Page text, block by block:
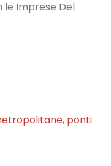
le Imprese Del
ponti